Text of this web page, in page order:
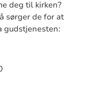
deg til kirken?
sørger de for at
gudstjenesten: